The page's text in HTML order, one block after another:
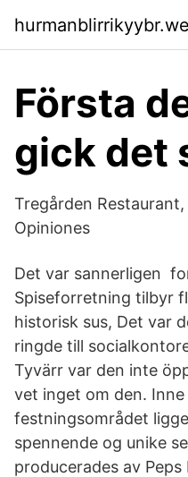
Första
gick det
Tregården
Opiniones
Det var sannerligen
Spiseforretning tilbyr
historisk sus, Det var
ringde till
Tyvärr var den inte
vet inget om den. Inne
festningsområdet
spennende og unike
producerades av